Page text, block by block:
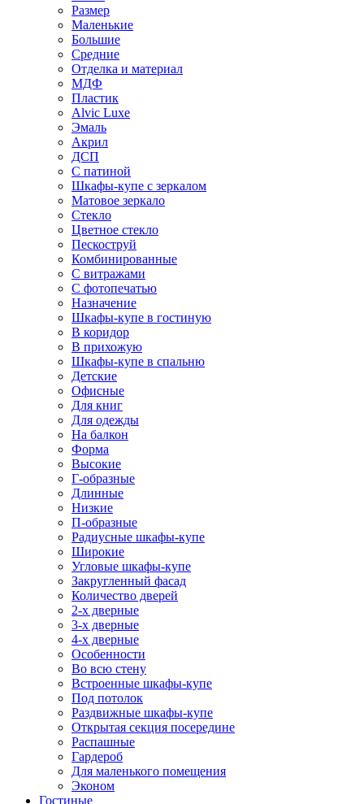
Размер
Маленькие
Большие
Средние
Отделка и материал
МДФ
Пластик
Alvic Luxe
Эмаль
Акрил
ДСП
С патиной
Шкафы-купе с зеркалом
Матовое зеркало
Стекло
Цветное стекло
Пескоструй
Комбинированные
С витражами
С фотопечатью
Назначение
Шкафы-купе в гостиную
В коридор
В прихожую
Шкафы-купе в спальню
Детские
Офисные
Для книг
Для одежды
На балкон
Форма
Высокие
Г-образные
Длинные
Низкие
П-образные
Радиусные шкафы-купе
Широкие
Угловые шкафы-купе
Закругленный фасад
Количество дверей
2-х дверные
3-х дверные
4-х дверные
Особенности
Во всю стену
Встроенные шкафы-купе
Под потолок
Раздвижные шкафы-купе
Открытая секция посередине
Распашные
Гардероб
Для маленького помещения
Эконом
Гостиные